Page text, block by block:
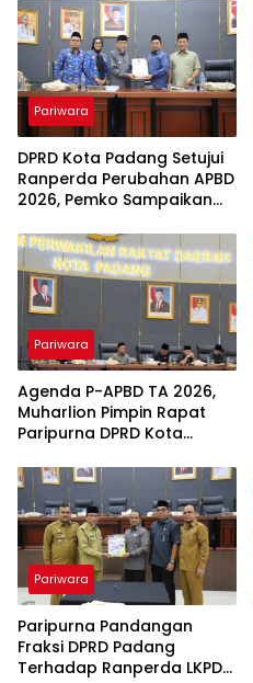
Pariwara
DPRD Kota Padang Setujui
Ranperda Perubahan APBD
2026, Pemko Sampaikan
Pariwara
Agenda P-APBD TA 2026,
Muharlion Pimpin Rapat
Paripurna DPRD Kota
Pariwara
Paripurna Pandangan
Fraksi DPRD Padang
Terhadap Ranperda LKPD